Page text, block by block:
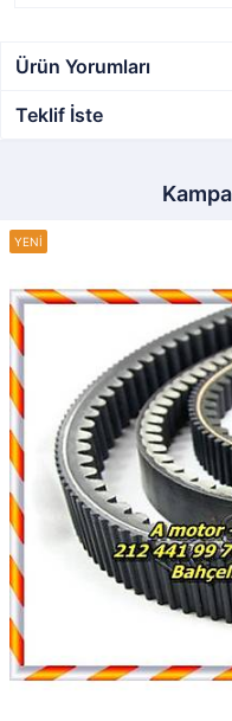
Ürün Yorumları
Teklif İste